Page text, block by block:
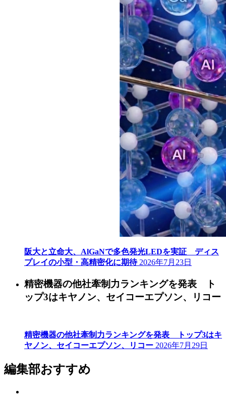
阪大と立命大、AlGaNで多色発光LEDを実証 ディス
プレイの小型・高精密化に期待 2026年7月23日
精密機器の他社牽制力ランキングを発表 ト
ップ3はキヤノン、セイコーエプソン、リコー
精密機器の他社牽制力ランキングを発表 トップ3はキ
ヤノン、セイコーエプソン、リコー 2026年7月29日
編集部おすすめ